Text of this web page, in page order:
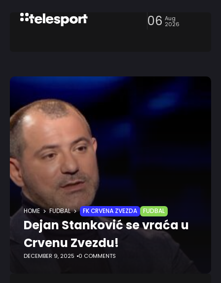
06 Aug
2026
HOME FUDBAL FK CRVENA ZVEZDA FUDBAL
Dejan Stanković se vraća u
Crvenu Zvezdu!
DECEMBER 9, 2025 0 COMMENTS